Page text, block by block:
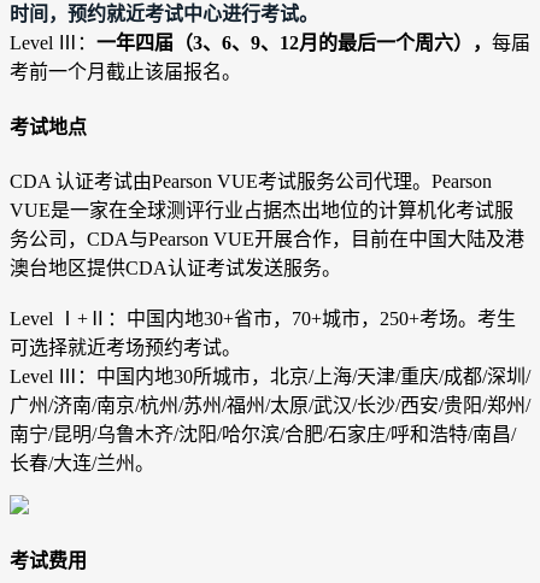
时间，预约就近考试中心进行考试。
Level Ⅲ： 一年四届（3、6、9、12月的最后一个周六）， 每届
考前一个月截止该届报名。
考试地点
CDA 认证考试由Pearson VUE考试服务公司代理。Pearson
VUE是一家在全球测评行业占据杰出地位的计算机化考试服
务公司，CDA与Pearson VUE开展合作，目前在中国大陆及港
澳台地区提供CDA认证考试发送服务。
Level Ⅰ+
：中国内地30+省市，70+城市，250+考场。考生
可选择就近考场预约考试。
Level Ⅲ：中国内地30所城市，北京/上海/天津/重庆/成都/深圳/
广州/济南/南京/杭州/苏州/福州/太原/武汉/长沙/西安/贵阳/郑州/
南宁/昆明/乌鲁木齐/沈阳/哈尔滨/合肥/石家庄/呼和浩特/南昌/
长春/大连/兰州。
考试费用